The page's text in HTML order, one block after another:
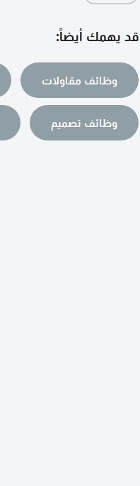
قد يهمك أيضاً:
وظائف مقاولات
وظائف تصميم